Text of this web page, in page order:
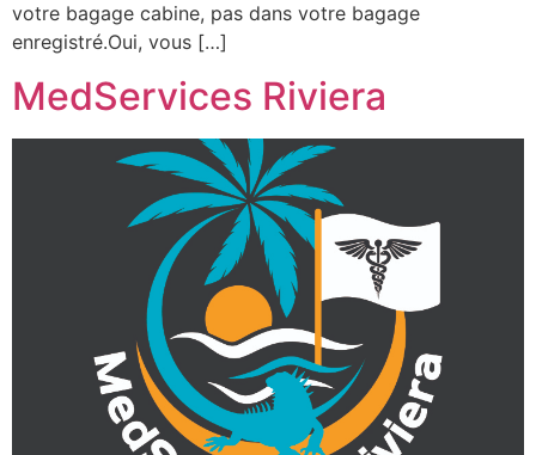
votre bagage cabine, pas dans votre bagage
enregistré.Oui, vous […]
MedServices Riviera